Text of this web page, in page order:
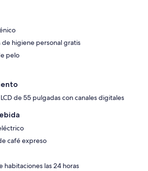
de higiene personal gratis
pelo
de 55 pulgadas con canales digitales
café expreso
habitaciones las 24 horas